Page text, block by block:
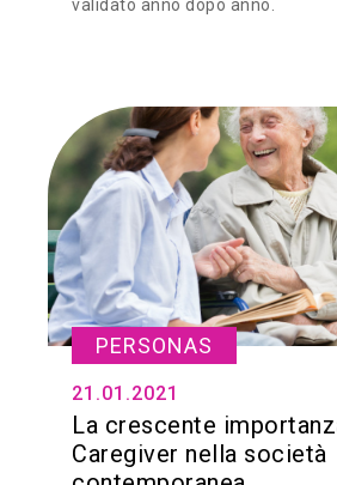
validato anno dopo anno.
PERSONAS
21.01.2021
La crescente
Caregiver nella società